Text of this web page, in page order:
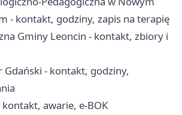
- kontakt, godziny, zapis na terapię
Gminy Leoncin - kontakt, zbiory i
Gdański - kontakt, godziny,
kontakt, awarie, e-BOK